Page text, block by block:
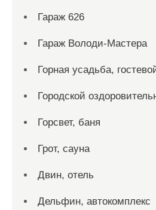
Гараж 626
Гараж Володи-Мастера
Горная усадьба,
Городской
Горсвет, баня
Грот, сауна
Двин, отель
Дельфин, автокомплекс